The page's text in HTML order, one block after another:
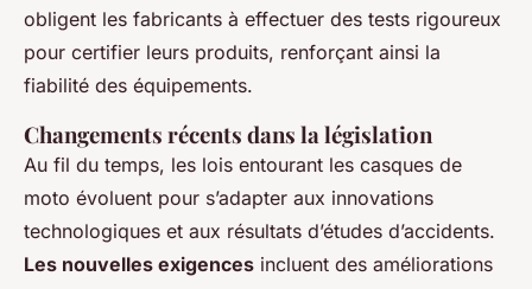
obligent les fabricants à effectuer des tests rigoureux
pour certifier leurs produits, renforçant ainsi la
fiabilité des équipements.
Changements récents dans la législation
Au fil du temps, les lois entourant les casques de
moto évoluent pour s’adapter aux innovations
technologiques et aux résultats d’études d’accidents.
Les nouvelles exigences incluent des améliorations